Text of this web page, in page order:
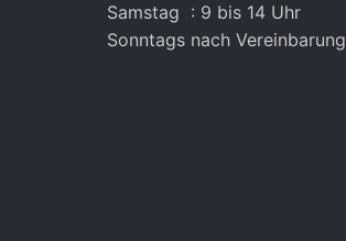
Samstag : 9 bis 14 Uhr
Sonntags nach Vereinbarung